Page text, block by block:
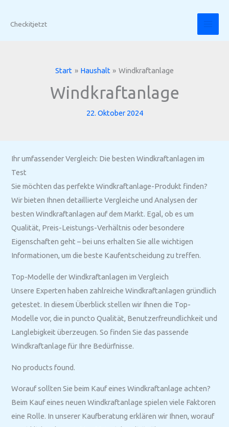
InhaltCheckitjetzt
Start Haushalt Windkraftanlage
Windkraftanlage
22. Oktober 2024
Ihr umfassender Vergleich: Die besten Windkraftanlagen im
Test
Sie möchten das perfekte Windkraftanlage-Produkt finden?
Wir bieten Ihnen detaillierte Vergleiche und Analysen der
besten Windkraftanlagen auf dem Markt. Egal, ob es um
Qualität, Preis-Leistungs-Verhältnis oder besondere
Eigenschaften geht – bei uns erhalten Sie alle wichtigen
Informationen, um die beste Kaufentscheidung zu treffen.
Top-Modelle der Windkraftanlagen im Vergleich
Unsere Experten haben zahlreiche Windkraftanlagen gründlich
getestet. In diesem Überblick stellen wir Ihnen die Top-
Modelle vor, die in puncto Qualität, Benutzerfreundlichkeit und
Langlebigkeit überzeugen. So finden Sie das passende
Windkraftanlage für Ihre Bedürfnisse.
No products found.
Worauf sollten Sie beim Kauf eines Windkraftanlage achten?
Beim Kauf eines neuen Windkraftanlage spielen viele Faktoren
eine Rolle. In unserer Kaufberatung erklären wir Ihnen, worauf